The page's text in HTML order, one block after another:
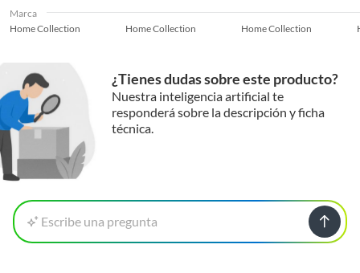
Marca
Home Collection
Home Collection Home Collection
¿Tienes dudas sobre este producto?
Nuestra inteligencia artificial te
responderá sobre la descripción y ficha
técnica.
Escribe una pregunta